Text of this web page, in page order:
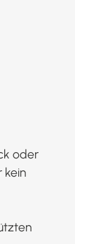
oder
kein